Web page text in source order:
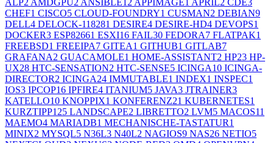
ALP2 AMDGPU2 ANSIBLE12 APPIMAGE1 APRIL2 CDE3
CHEF1 CISCO5 CLOUD-FOUNDRY1 CUSMAN2 DEBIAN9
DELL4 DELOCK-118281 DESIRE4 DESIRE-HD4 DEVOPS1
DOCKER3 ESP82661 ESXI16 FAIL30 FEDORA7 FLATPAK1
FREEBSD1 FREEIPA7 GITEA1 GITHUB1 GITLAB7
GRAFANA2 GUACAMOLE1 HOME-ASSISTANT2 HP23 HP-
UX28 HTC-SENSATION2 HTC-SENSE5 ICINGA10 ICINGA-
DIRECTOR2 ICINGA24 IMMUTABLE1 INDEX1 INSPEC1
IOS3 IPCOP16 IPFIRE4 ITANIUM5 JAVA3 JTRAINER3
KATELLO10 KNOPPIX1 KONFERENZ21 KUBERNETES1
KURZTIPP125 LANDSCAPE2 LIBRETTO2 LVM5 MACOS11
MAEMO4 MARIADB1 MECHANISCHE-TASTATUR1
MINIX2 MYSQL5 N36L3 N40L2 NAGIOS9 NAS26 NETIO5